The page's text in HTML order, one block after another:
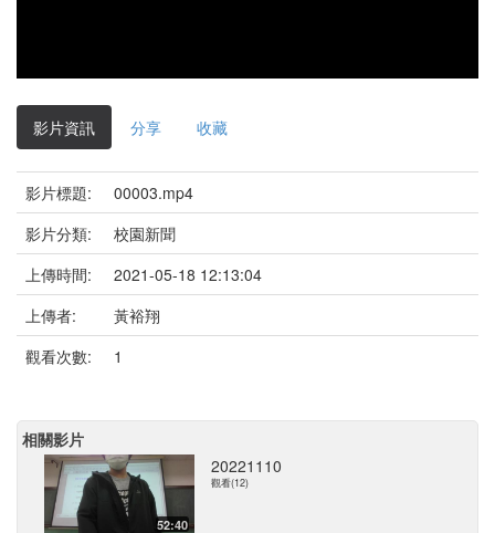
影片資訊 分享 收藏
影片標題:
00003.mp4
影片分類:
校園新聞
上傳時間:
2021-05-18 12:13:04
上傳者:
黃裕翔
觀看次數:
1
相關影片
52:40
20221110
觀看(12)